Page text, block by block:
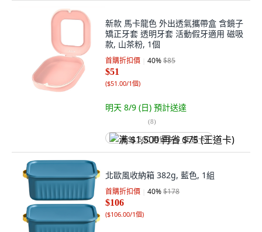
新款 馬卡龍色 外出透氣攜帶盒 含鏡子
矯正牙套 透明牙套 活動假牙適用 磁吸
款, 山茶粉, 1個
首購折扣價 40%$85
$51
($51.00/1個)
明天 8/9 (日) 預計送達
(8)
满 $1,500 再省 $75 (王道卡)
北歐風收納箱 382g, 藍色, 1組
首購折扣價 40%$178
$106
($106.00/1個)